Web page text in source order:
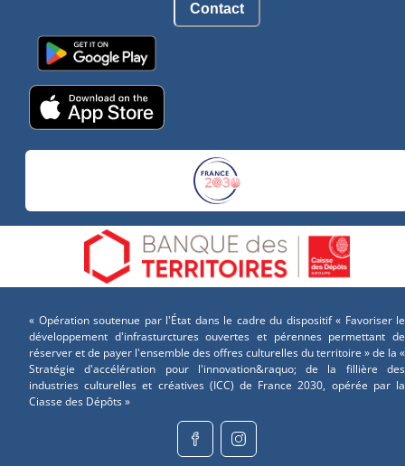
Contact
« Opération soutenue par l'État dans le cadre du dispositif « Favoriser le
développement d'infrasturctures ouvertes et pérennes permettant de
réserver et de payer l'ensemble des offres culturelles du territoire » de la «
Stratégie d'accélération pour l'innovation&raquo; de la fillière des
industries culturelles et créatives (ICC) de France 2030, opérée par la
Ciasse des Dépôts »